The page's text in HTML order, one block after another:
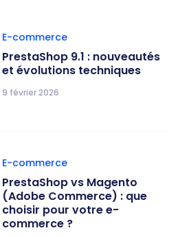
E-commerce
PrestaShop 9.1 : nouveautés
et évolutions techniques
9 février 2026
E-commerce
PrestaShop vs Magento
(Adobe Commerce) : que
choisir pour votre e-
commerce ?